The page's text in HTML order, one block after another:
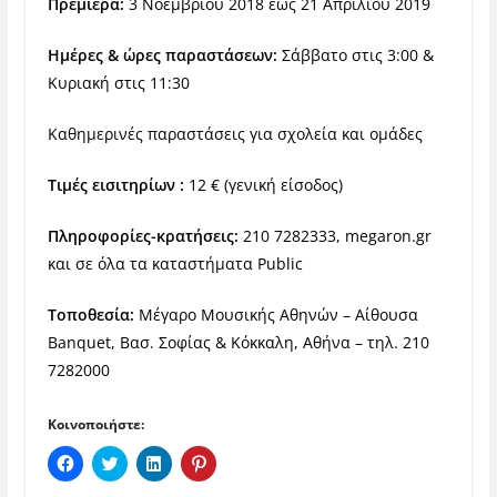
Ημέρες & ώρες παραστάσεων: Σάββατο στις 3:00 &
Κυριακή στις 11:30
Καθημερινές παραστάσεις για σχολεία και ομάδες
Τιμές εισιτηρίων : 12 € (γενική είσοδος)
Πληροφορίες-κρατήσεις: 210 7282333, megaron.gr
και σε όλα τα καταστήματα Public
Τοποθεσία: Μέγαρο Μουσικής Αθηνών – Αίθουσα
Banquet, Βασ. Σοφίας & Κόκκαλη, Αθήνα – τηλ. 210
7282000
Κοινοποιήστε:
Π
α
Κ
λ
Κ
λ
Κ
λ